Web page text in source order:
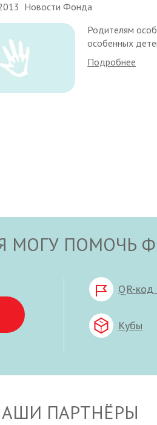
Новости Фонда
Родителям
особенных
Подробнее
МОГУ ПОМОЧЬ
QR-
Кубы
ПАРТНЁРЫ